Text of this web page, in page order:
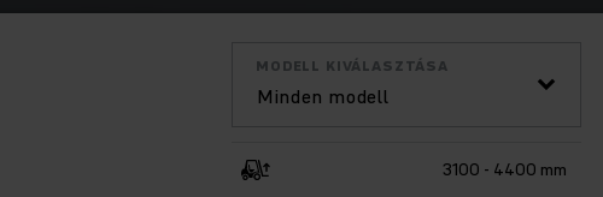
Minden modell
MODELL KIVÁLASZTÁSA
3100 - 4400 mm